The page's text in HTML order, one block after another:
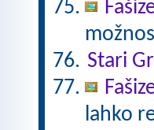
Stari
lahko